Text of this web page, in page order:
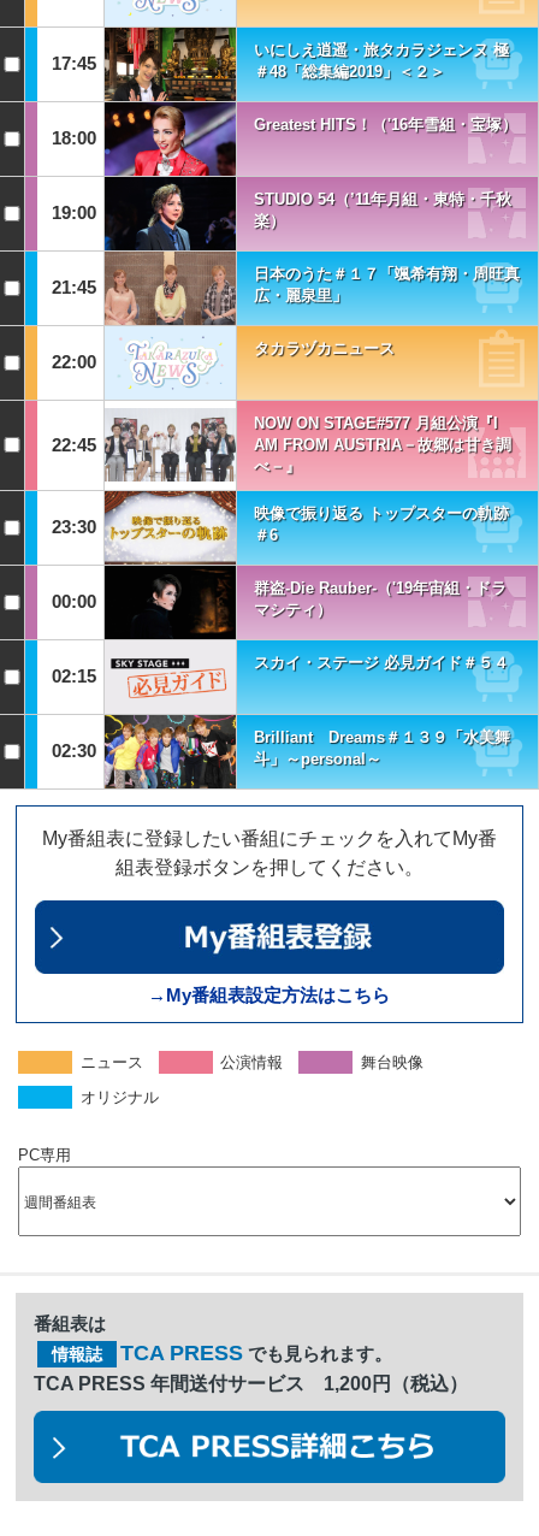
17:45
いにしえ逍遥・旅タカラジェンヌ 極
＃48「総集編2019」＜２＞
18:00
Greatest HITS！（'16年雪組・宝塚）
19:00
STUDIO 54（’11年月組・東特・千秋
楽）
21:45
日本のうた＃１７「颯希有翔・周旺真
広・麗泉里」
22:00
タカラヅカニュース
22:45
NOW ON STAGE#577 月組公演『I
AM FROM AUSTRIA－故郷は甘き調
べ－』
23:30
映像で振り返る トップスターの軌跡
＃6
00:00
群盗-Die Rauber-（'19年宙組・ドラ
マシティ）
02:15
スカイ・ステージ 必見ガイド＃５４
02:30
Brilliant Dreams＃１３９「水美舞
斗」～personal～
My番組表に登録したい番組にチェックを入れてMy番
組表登録ボタンを押してください。
→My番組表設定方法はこちら
ニュース 公演情報
舞台映像
オリジナル
PC専用
番組表は
情報誌 TCA PRESS でも見られます。
TCA PRESS 年間送付サービス 1,200円（税込）